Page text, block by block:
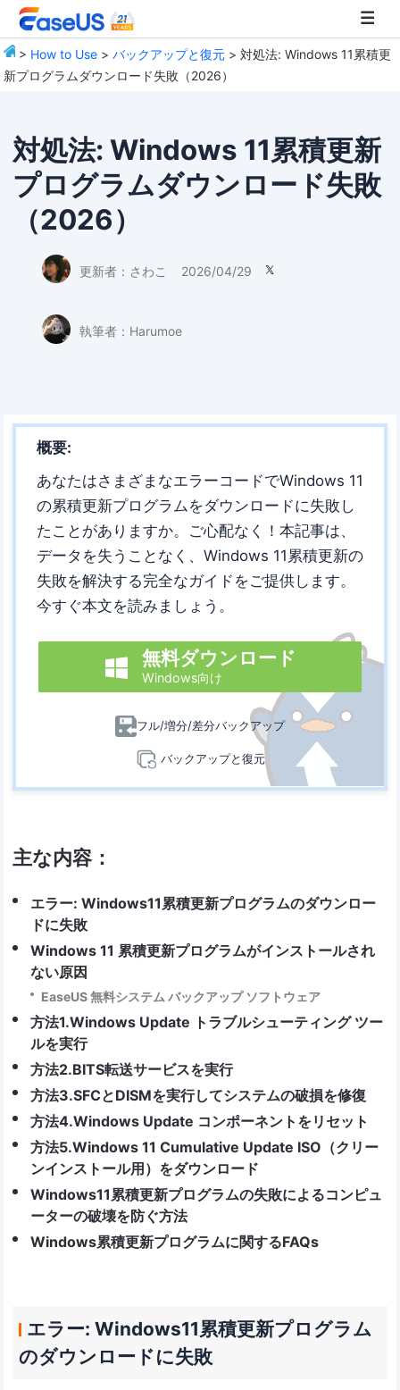
> How to Use >バックアップと復元 > 対処法: Windows 11累積更
新プログラムダウンロード失敗（2026）
対処法: Windows 11累積更新
プログラムダウンロード失敗
（2026）
更新者： さわこ 2026/04/29 
執筆者： Harumoe
概要:
あなたはさまざまなエラーコードでWindows 11
の累積更新プログラムをダウンロードに失敗し
たことがありますか。ご心配なく！本記事は、
データを失うことなく、Windows 11累積更新の
失敗を解決する完全なガイドをご提供します。
今すぐ本文を読みましょう。
 無料ダウンロード
Windows向け
フル/増分/差分バックアップ
バックアップと復元
主な内容：
エラー: Windows11累積更新プログラムのダウンロー
ドに失敗
Windows 11 累積更新プログラムがインストールされ
ない原因
EaseUS 無料システム バックアップ ソフトウェア
方法1.Windows Update トラブルシューティング ツー
ルを実行
方法2.BITS転送サービスを実行
方法3.SFCとDISMを実行してシステムの破損を修復
方法4.Windows Update コンポーネントをリセット
方法5.Windows 11 Cumulative Update ISO（クリー
ンインストール用）をダウンロード
Windows11累積更新プログラムの失敗によるコンピュ
ーターの破壊を防ぐ方法
Windows累積更新プログラムに関するFAQs
エラー: Windows11累積更新プログラム
のダウンロードに失敗